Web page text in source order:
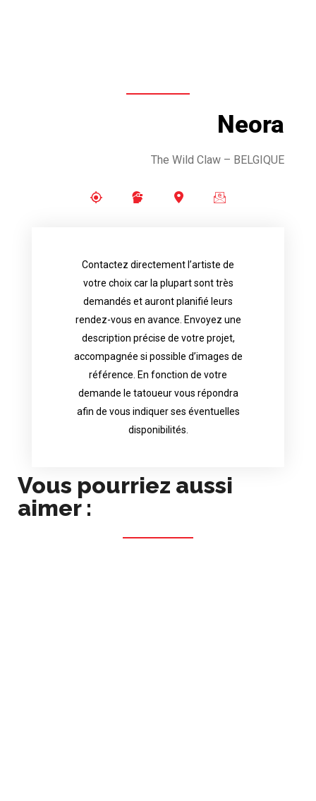
Neora
The Wild Claw – BELGIQUE
Contactez directement l’artiste de
votre choix car la plupart sont très
demandés et auront planifié leurs
rendez-vous en avance. Envoyez une
description précise de votre projet,
accompagnée si possible d’images de
référence. En fonction de votre
demande le tatoueur vous répondra
afin de vous indiquer ses éventuelles
disponibilités.
Contact directly the artist of your
choice because most are in great
appointments in advance. Send an
accurate description of your project, if
possible attached with reference
images. Depending your request, the
tattoo artist will answer to tell you his
Vous pourriez aussi
aimer :